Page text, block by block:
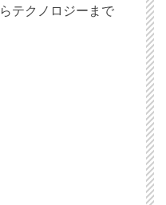
らテクノロジーまで